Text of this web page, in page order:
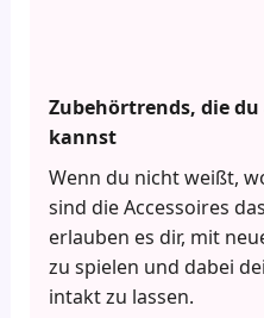
Zubehörtrends, die
kannst
Wenn du nicht weißt,
sind die Accessoires
erlauben es dir, mit
zu spielen und dabei
intakt zu lassen.